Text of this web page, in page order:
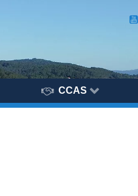
CCAS